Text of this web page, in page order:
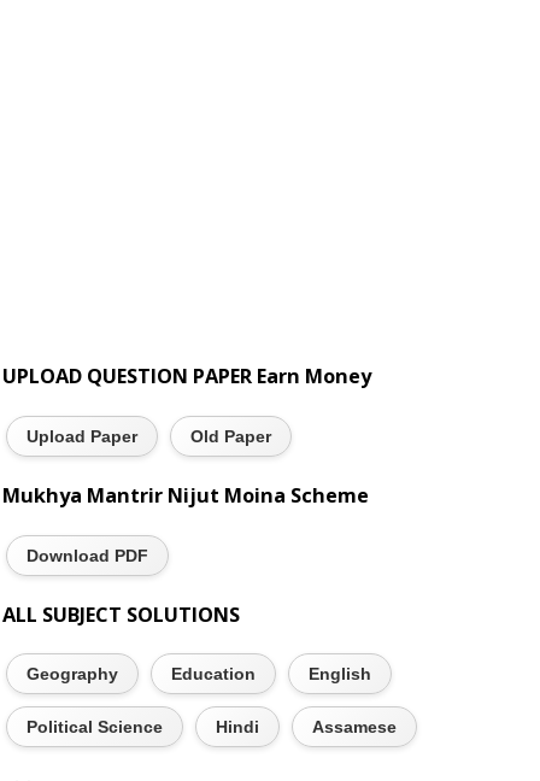
UPLOAD QUESTION PAPER Earn Money
Upload Paper Old Paper
Mukhya Mantrir Nijut Moina Scheme
Download PDF
ALL SUBJECT SOLUTIONS
Geography Education English
Political Science Hindi Assamese